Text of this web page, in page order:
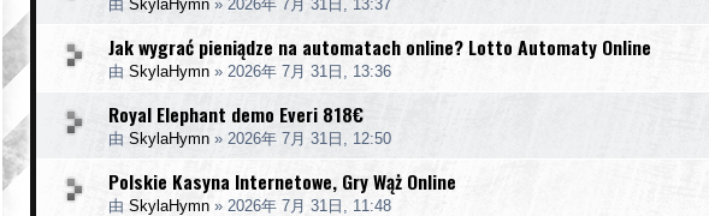
由 SkylaHymn » 2026年 7月 31日, 13:37
Jak wygrać pieniądze na automatach online? Lotto Automaty Online
由 SkylaHymn » 2026年 7月 31日, 13:36
Royal Elephant demo Everi 818€
由 SkylaHymn » 2026年 7月 31日, 12:50
Polskie Kasyna Internetowe, Gry Wąż Online
由 SkylaHymn » 2026年 7月 31日, 11:48